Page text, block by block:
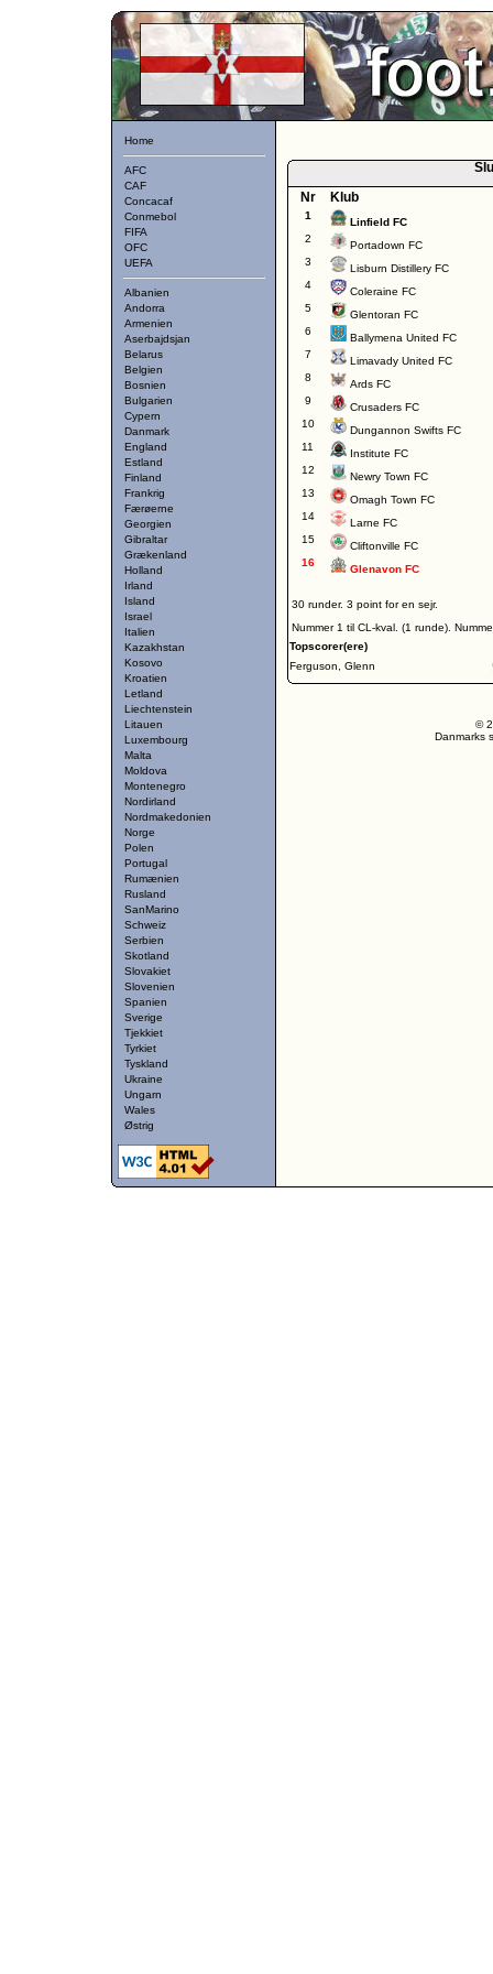
Home
AFC
CAF
Concacaf
Conmebol
FIFA
OFC
UEFA
Albanien
Andorra
Armenien
Aserbajdsjan
Belarus
Belgien
Bosnien
Bulgarien
Cypern
Danmark
England
Estland
Finland
Frankrig
Færøerne
Georgien
Gibraltar
Grækenland
Holland
Irland
Island
Israel
Italien
Kazakhstan
Kosovo
Kroatien
Letland
Liechtenstein
Litauen
Luxembourg
Malta
Moldova
Montenegro
Nordirland
Nordmakedonien
Norge
Polen
Portugal
Rumænien
Rusland
SanMarino
Schweiz
Serbien
Skotland
Slovakiet
Slovenien
Spanien
Sverige
Tjekkiet
Tyrkiet
Tyskland
Ukraine
Ungarn
Wales
Østrig
Nr
Klub
1
Linfield FC
2
Portadown FC
3
Lisburn Distillery FC
4
Coleraine FC
5
Glentoran FC
6
Ballymena United FC
7
Limavady United FC
8
Ards FC
9
Crusaders FC
10
Dungannon Swifts FC
11
Institute FC
12
Newry Town FC
13
Omagh Town FC
14
Larne FC
15
Cliftonville FC
16
Glenavon FC
30 runder. 3 point for en sejr.
Nummer 1 til CL-kval. (1 runde).
Topscorer(ere)
Ferguson, Glenn
©
Danmarks